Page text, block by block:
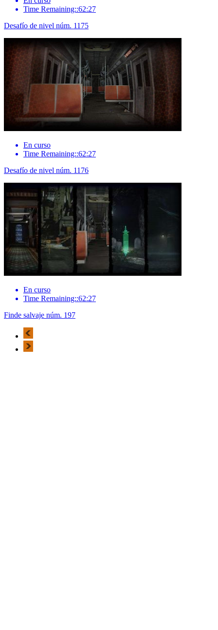
Time Remaining::62:27
Desafío de nivel núm. 1175
En curso
Time Remaining::62:27
Desafío de nivel núm. 1176
En curso
Time Remaining::62:27
Finde salvaje núm. 197